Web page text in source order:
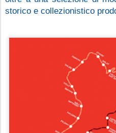
storico e collezionistico